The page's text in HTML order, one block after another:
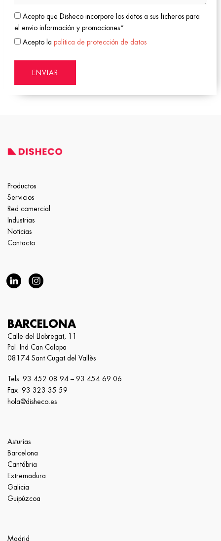
Acepto que Disheco incorpore los datos a sus ficheros para
el envio información y promociones*
Acepto la política de protección de datos
Productos
Servicios
Red comercial
Industrias
Noticias
Contacto
BARCELONA
Calle del Llobregat, 11
Pol. Ind Can Calopa
08174 Sant Cugat del Vallès
Tels. 93 452 08 94 – 93 454 69 06
Fax. 93 323 35 59
hola@disheco.es
Asturias
Barcelona
Cantábria
Extremadura
Galicia
Guipúzcoa
Madrid